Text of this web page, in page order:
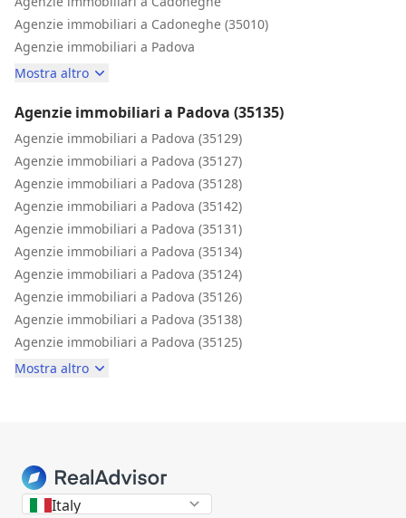
Agenzie immobiliari a Cadoneghe (35010)
Agenzie immobiliari a Padova
Mostra altro
Agenzie immobiliari a Padova (35135)
Agenzie immobiliari a Padova (35129)
Agenzie immobiliari a Padova (35127)
Agenzie immobiliari a Padova (35128)
Agenzie immobiliari a Padova (35142)
Agenzie immobiliari a Padova (35131)
Agenzie immobiliari a Padova (35134)
Agenzie immobiliari a Padova (35124)
Agenzie immobiliari a Padova (35126)
Agenzie immobiliari a Padova (35138)
Agenzie immobiliari a Padova (35125)
Mostra altro
Italy